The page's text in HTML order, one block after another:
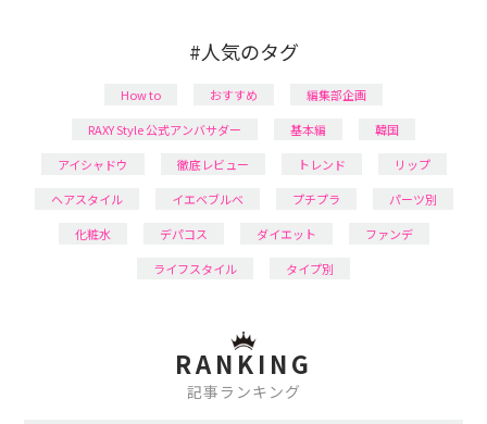
#人気のタグ
How to おすすめ
編集部企画
RAXY Style 公式アンバサダー
基本編
韓国
アイシャドウ
徹底レビュー トレンド
リップ
ヘアスタイル
イエベブルベ プチプラ
パーツ別
化粧水
デパコス ダイエット
ファンデ
ライフスタイル
タイプ別
RANKING
記事ランキング